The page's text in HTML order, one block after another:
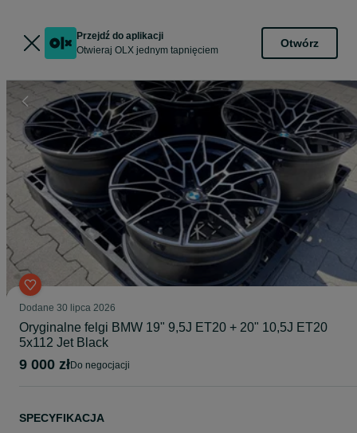
Przejdź do aplikacji
Otwieraj OLX jednym tapnięciem
Otwórz
Dodane 30 lipca 2026
Oryginalne felgi BMW 19" 9,5J ET20 + 20" 10,5J ET20
5x112 Jet Black
9 000 zł do negocjacji
SPECYFIKACJA